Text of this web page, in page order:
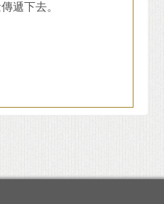
遞下去。